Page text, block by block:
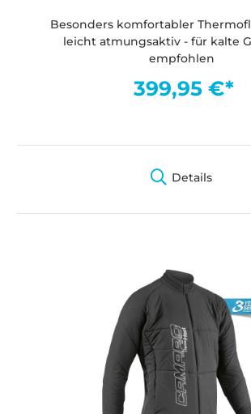
Besonders komfortabler
leicht atmungsaktiv - für kalte
empfohlen
399,95 €*
Details